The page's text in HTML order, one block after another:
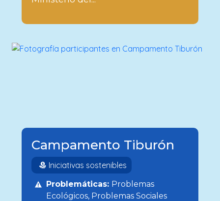
Campamento Tiburón
Iniciativas sostenibles
Problemáticas: Problemas
Ecológicos Problemas Sociales